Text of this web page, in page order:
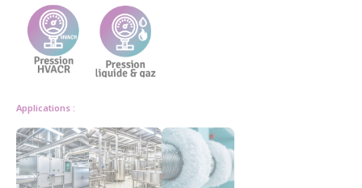
Applications :